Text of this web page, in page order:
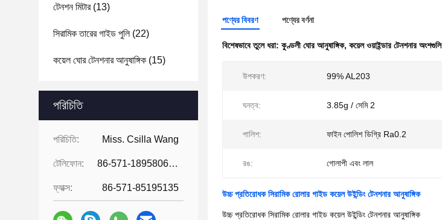
টেনশন মিটার(13)
সিরামিক তারের গাইড পুলি(22)
কয়েল ঘোর টেনশনার আনুষাঙ্গিক (15)
পরিচিতি
পরিচিতি: Miss. Csilla Wang
টেলিফোন: 86-571-18958064130
ফ্যাক্স: 86-571-85195135
পণ্যের বিবরণ পণ্যের বর্ণনা
বিশেষভাবে তুলে ধরা: কুণ্ডলী ঘোর আনুষাঙ্গিক, কয়েল ওয়াইন্ডার টেনশনার অংশগুলি
উপকরণ: 99% AL203
ঘনত্ব: 3.85g / সেমি 2
পালিশ: ফাইন পোলিশ ডিগ্রি Ra0.2
রঙ: গোলাপী এবং লাল
উচ্চ প্রতিরোধক সিরামিক রোলার গাইড কয়েল উইন্ডিং টেনশনার আনুষাঙ্গিক
উচ্চ প্রতিরোধক সিরামিক রোলার গাইড কয়েল উইন্ডিং টেনশনার আনুষাঙ্গিক